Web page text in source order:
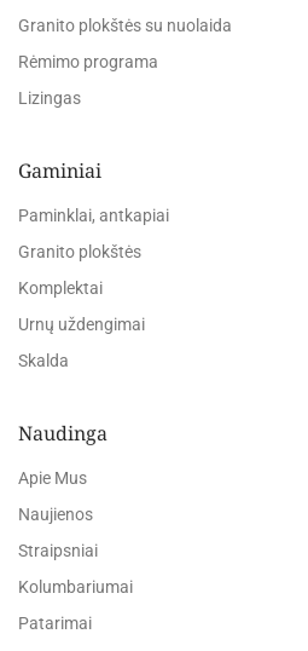
Granito plokštės su nuolaida
Rėmimo programa
Lizingas
Gaminiai
Paminklai, antkapiai
Granito plokštės
Komplektai
Urnų uždengimai
Skalda
Naudinga
Apie Mus
Naujienos
Straipsniai
Kolumbariumai
Patarimai